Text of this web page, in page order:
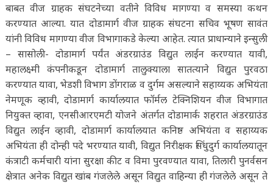
बाबत वीज ग्राहक संघटनेच्या वतीने विविध मागण्या व समस्या कथन
करण्यात आल्या. यात दोडामार्ग वीज ग्राहक संघटना सचिव भूषण सावंत
यांनी विविध मागण्या वीज विभागाकडे केल्या आहेत. त्यात प्राधान्याने इन्सुली
– सासोली- दोडामार्ग पर्यंत अंडरग्राउंड विद्युत लाईन करण्यात यावी,
महालक्ष्मी कंपनीकडून दोडामार्ग तालुक्याला सातत्याने विद्युत पुरवठा
करण्यात यावा, भेडशी विभाग डोंगराळ व दुर्गम असल्याने सहाय्यक अभियंता
नेमणूक व्हावी, दोडामार्ग कार्यालयात फॉर्मल टेक्निशियन वीज विभागात
नियुक्त व्हावा, एनसीआरएमटी योजने अंतर्गत दोडामार्क शहरात अंडरग्राउंड
विद्युत लाईन व्हावी, दोडामार्ग कार्यालयात कनिष्ठ अभियंता व सहाय्यक
अभियंता ही दोन्ही पदे भरण्यात यावी, विद्युत निरीक्षक सिंधुदुर्ग कार्यालयातून
कंत्राटी कर्मचारी यांना सुरक्षा कीट व विमा पुरवण्यात यावा, तिलारी पुनर्वसन
क्षेत्रात अनेक विद्युत खांब गंजलेले असून विद्युत वाहिन्या ही गंजलेले असून ते